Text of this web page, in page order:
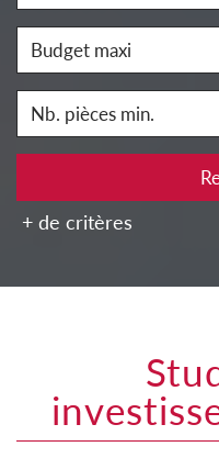
+ de critères
studio pour